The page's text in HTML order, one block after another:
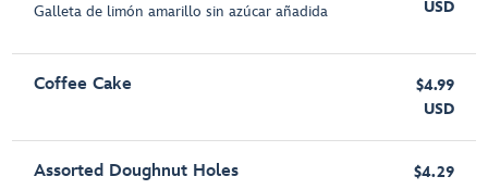
Galleta de limón amarillo sin azúcar añadida
USD
Coffee Cake
$4.99
USD
Assorted Doughnut Holes
$4.29